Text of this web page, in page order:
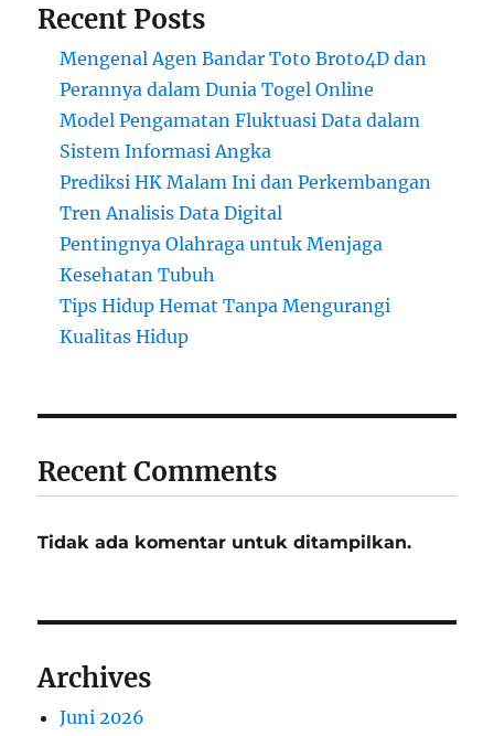
Recent Posts
Mengenal Agen Bandar Toto Broto4D dan
Perannya dalam Dunia Togel Online
Model Pengamatan Fluktuasi Data dalam
Sistem Informasi Angka
Prediksi HK Malam Ini dan Perkembangan
Tren Analisis Data Digital
Pentingnya Olahraga untuk Menjaga
Kesehatan Tubuh
Tips Hidup Hemat Tanpa Mengurangi
Kualitas Hidup
Recent Comments
Tidak ada komentar untuk ditampilkan.
Archives
Juni 2026